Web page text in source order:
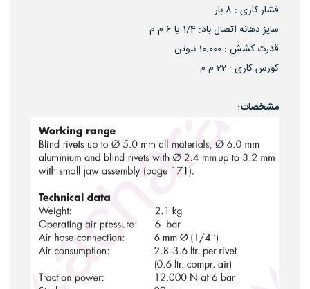
فشار کاری : 8 بار
سایز دهانه اتصال باد: 1/4 یا 6 م م
قدرت کشش : 10.000 نیوتن
کورس کاری : 22 م م
مشخصات: